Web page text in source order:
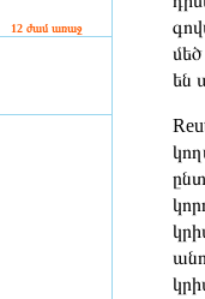
12 ժամ առաջ
են